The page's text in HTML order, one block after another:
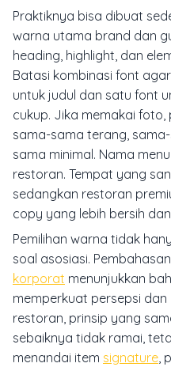
Praktiknya bisa dibuat
warna utama brand dan
heading, highlight, dan
Batasi kombinasi font
untuk judul dan satu font
cukup. Jika memakai
sama-sama terang,
sama minimal. Nama
restoran. Tempat yang
sedangkan restoran
copy yang lebih bersih
Pemilihan warna tidak
soal asosiasi. Pembahasan
korporat menunjukkan
memperkuat persepsi dan
restoran, prinsip yang
sebaiknya tidak ramai,
menandai item signature ,